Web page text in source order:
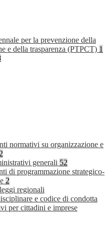
per la prevenzione della
e della trasparenza (PTPCT) 1
normativi su organizzazione e
generali 52
di programmazione strategico-
2
regionali
e codice di condotta
per cittadini e imprese